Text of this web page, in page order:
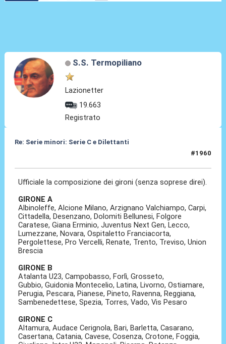
S.S. Termopiliano
Lazionetter
19.663
Registrato
Re: Serie minori: Serie C e Dilettanti
#1960
Ufficiale la composizione dei gironi (senza soprese direi).
GIRONE A
Albinoleffe, Alcione Milano, Arzignano Valchiampo, Carpi,
Cittadella, Desenzano, Dolomiti Bellunesi, Folgore
Caratese, Giana Erminio, Juventus Next Gen, Lecco,
Lumezzane, Novara, Ospitaletto Franciacorta,
Pergolettese, Pro Vercelli, Renate, Trento, Treviso, Union
Brescia
GIRONE B
Atalanta U23, Campobasso, Forlì, Grosseto,
Gubbio, Guidonia Montecelio, Latina, Livorno, Ostiamare,
Perugia, Pescara, Pianese, Pineto, Ravenna, Reggiana,
Sambenedettese, Spezia, Torres, Vado, Vis Pesaro
GIRONE C
Altamura, Audace Cerignola, Bari, Barletta, Casarano,
Casertana, Catania, Cavese, Cosenza, Crotone, Foggia,